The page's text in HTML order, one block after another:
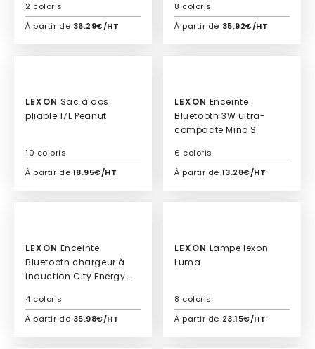
À partir de 36.29€/HT
2 coloris
À partir de 35.92€/HT
8 coloris
LEXON
pliable 17L Peanut
À partir de 18.95€/HT
10 coloris
LEXON
Bluetooth 3W ultra-
compacte Mino S
À partir de 13.28€/HT
6 coloris
LEXON
Bluetooth chargeur à
induction City Energy
À partir de 35.98€/HT
4 coloris
LEXON
Luma
À partir de 23.15€/HT
8 coloris